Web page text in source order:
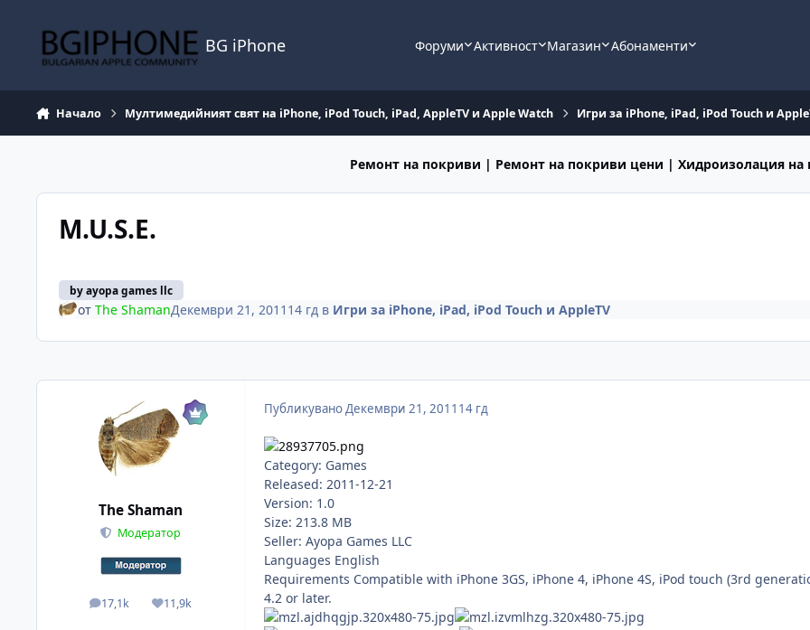
BG iPhone Форуми Активност Магазин Абонаменти
Начало Мултимедийният свят на iPhone, iPod Touch, iPad, AppleTV и Apple Watch Игри за iPhone, iPad, iPod Touch и
Ремонт на покриви | Ремонт на покриви цени | Хидроизолация на
M.U.S.E.
by ayopa games llc
от The ShamanДекември 21, 2011 14 гдв Игри за iPhone, iPad, iPod Touch и AppleTV
The Shaman
Модератор
17,1k
мнения 11,9k
Reputation
ПубликуваноДекември 21, 2011 14 гд
Category: Games
Released: 2011-12-21
Version: 1.0
Size: 213.8 MB
Seller: Ayopa Games LLC
Languages English
Requirements Compatible with iPhone 3GS, iPhone 4, iPhone 4S, iPod touch (3rd
4.2 or later.